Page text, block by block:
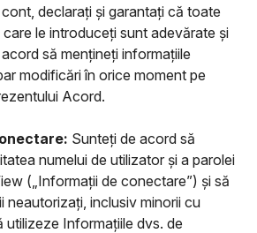
declarați și garantați că toate
le introduceți sunt adevărate și
să mențineți informațiile
modificări în orice moment pe
Acord.
Sunteți de acord să
numelui de utilizator și a parolei
(„Informații de conectare”) și să
neautorizați, inclusiv minorii cu
utilizeze Informațiile dvs. de